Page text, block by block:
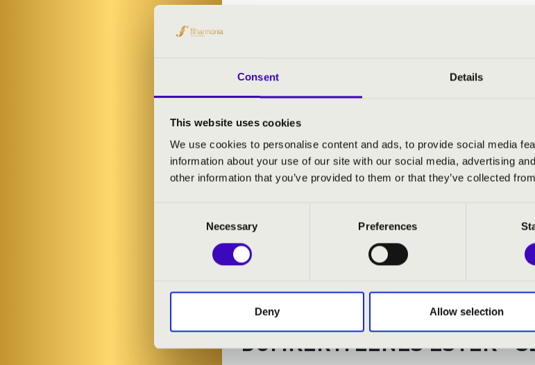
Consent Details
This website uses cookies
We use cookies to personalise content and ads, to provide social media
information about your use of our site with our social media, advertising
other information that you’ve provided to them or that they’ve collected
Necessary Preferences
Deny Allow selection
Németh Lehel: Fogj egy sétapálcát
Fényes – Mihály: Mindig az a perc (Balázs János átirata)
Eisemann – Zágon: Szerelemhez nem kell szépség
DÓMKERTI ZENÉS ESTÉK -